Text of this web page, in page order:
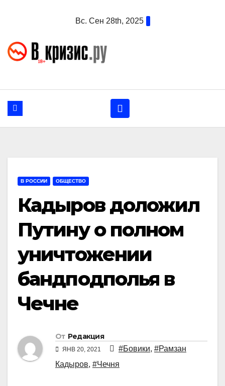
Вс. Сен 28th, 2025
В РОССИИ ОБЩЕСТВО
Кадыров доложил
Путину о полном
уничтожении
бандподполья в
Чечне
От Редакция
ЯНВ 20, 2021 #Бовики, #Рамзан
Кадыров, #Чечня